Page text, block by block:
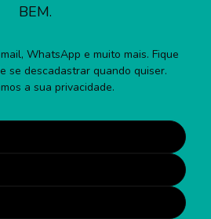
BEM.
WhatsApp e muito mais. Fique
se descadastrar quando quiser.
a sua privacidade.